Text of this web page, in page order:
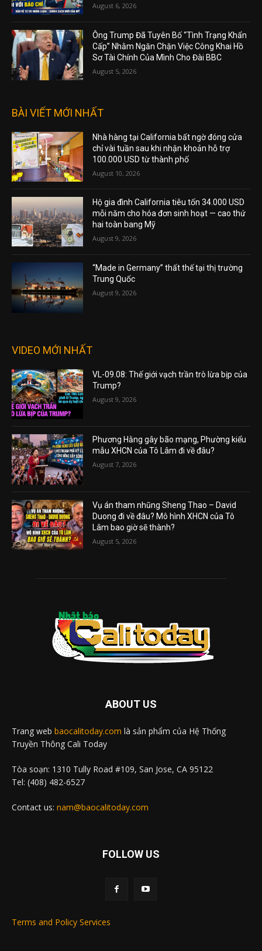
August 6, 2026
Ông Trump Đã Tuyên Bố “Tình Trạng Khẩn
Cấp” Nhằm Ngăn Chặn Việc Công Khai Hồ
Sơ Tài Chính Của Mình Cho Đài BBC
August 5, 2026
BÀI VIẾT MỚI NHẤT
Nhà hàng tại California bất ngờ đóng cửa
chỉ vài tuần sau khi nhận khoản hỗ trợ
100.000 USD từ thành phố
August 10, 2026
Hộ gia đình California tiêu tốn 34.000 USD
mỗi năm cho hóa đơn sinh hoạt — cao thứ
hai toàn bang Mỹ
August 9, 2026
“Made in Germany” thất thế tại thị trường
Trung Quốc
August 9, 2026
VIDEO MỚI NHẤT
VL-09.08: Thế giới vạch trần trò lừa bịp của
Trump?
August 9, 2026
Phương Hằng gây bão mạng, Phường kiểu
mẫu XHCN của Tô Lâm đi về đâu?
August 7, 2026
Vụ án tham nhũng Sheng Thao – David
Duong đi về đâu? Mô hình XHCN của Tô
Lâm bao giờ sẽ thành?
August 5, 2026
ABOUT US
Trang web baocalitoday.com là sản phẩm của Hệ Thống
Truyền Thông Cali Today
Tòa soạn: 1310 Tully Road #109, San Jose, CA 95122
Tel: (408) 482-6527
Contact us: nam@baocalitoday.com
FOLLOW US
Terms and Policy Services